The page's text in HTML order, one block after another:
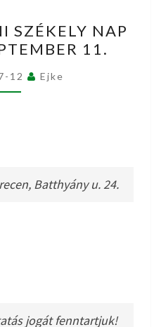
DEBRECENI
SZÉKELY
NAP
–
SZÉKELY NAP
11.
12 Ejke
Batthyány u. 24.
jogát fenntartjuk!